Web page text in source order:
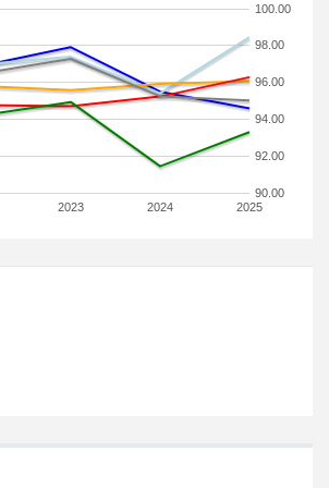
2023 2024 2025
90.00
92.00
94.00
96.00
98.00
100.00